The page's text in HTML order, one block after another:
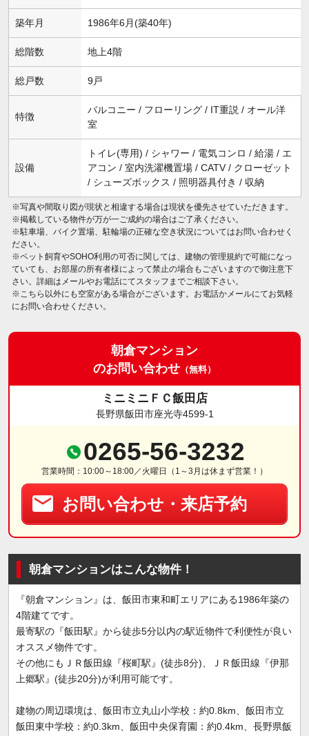
築年月 1986年6月(築40年)
総階数 地上4階
総戸数 9戸
特徴
バルコニー / フローリング / IT重説 / オール洋
室
設備
トイレ(専用) / シャワー / 電気コンロ / 給湯 / エ
アコン / 室内洗濯機置場 / CATV / クローゼット
/ シューズボックス / 照明器具付き / 収納
※写真や間取り図が現状と相違する場合は現状を優先させていただきます。
※掲載している物件が万が一ご成約の場合はご了承ください。
※駐車場、バイク置場、駐輪場の正確な空き状況についてはお問い合わせく
ださい。
※ペット飼育やSOHO利用の可否に関しては、建物の管理規約で可能になっ
ていても、お部屋の所有者様によって禁止の場合もございますので御注意下
さい。詳細はメールやお電話にてスタッフまでご相談下さい。
※こちら以外にも空室がある場合がございます。お電話かメールにてお気軽
にお問い合わせください。
朝倉マンション
のお問い合わせ （無料）
ミニミニＦＣ飯田店
長野県飯田市座光寺4599-1
0265-56-3232
営業時間：10:00～18:00／火曜日（1～3月は休まず営業！）
お問い合わせ・来店予約
朝倉マンションはこんな物件！
『朝倉マンション』は、飯田市東和町エリアにある1986年築の
4階建てです。
最寄駅の『飯田駅』から徒歩5分以内の駅近物件で利便性が良い
オススメ物件です。
その他にもＪＲ飯田線『桜町駅』(徒歩8分)、ＪＲ飯田線『伊那
上郷駅』(徒歩20分)が利用可能です。
建物の周辺環境は、飯田市立丸山小学校：約0.8km、飯田市立
飯田東中学校：約0.3km、飯田中央保育園：約0.4km、長野県飯